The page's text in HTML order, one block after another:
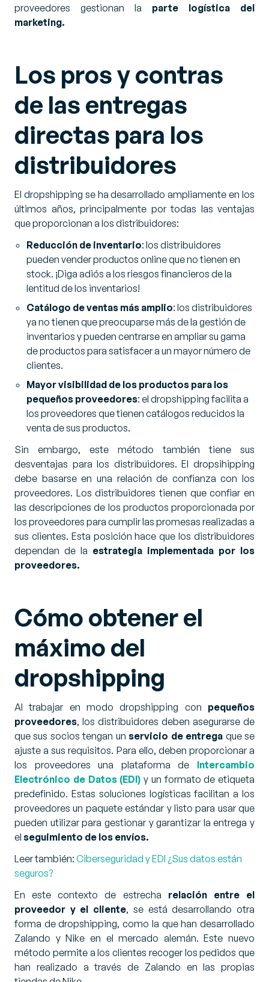
proveedores gestionan la parte logística del
marketing.
Los pros y contras
de las entregas
directas para los
distribuidores
El dropshipping se ha desarrollado ampliamente en los
últimos años, principalmente por todas las ventajas
que proporcionan a los distribuidores:
Reducción de inventario: los distribuidores
pueden vender productos online que no tienen en
stock. ¡Diga adiós a los riesgos financieros de la
lentitud de los inventarios!
Catálogo de ventas más amplio: los distribuidores
ya no tienen que preocuparse más de la gestión de
inventarios y pueden centrarse en ampliar su gama
de productos para satisfacer a un mayor número de
clientes.
Mayor visibilidad de los productos para los
pequeños proveedores: el dropshipping facilita a
los proveedores que tienen catálogos reducidos la
venta de sus productos.
Sin embargo, este método también tiene sus
desventajas para los distribuidores. El dropsihipping
debe basarse en una relación de confianza con los
proveedores. Los distribuidores tienen que confiar en
las descripciones de los productos proporcionada por
los proveedores para cumplir las promesas realizadas a
sus clientes. Esta posición hace que los distribuidores
dependan de la estrategia implementada por los
proveedores.
Cómo obtener el
máximo del
dropshipping
Al trabajar en modo dropshipping con pequeños
proveedores, los distribuidores deben asegurarse de
que sus socios tengan unservicio de entrega que se
ajuste a sus requisitos. Para ello, deben proporcionar a
los proveedores una plataforma de
Intercambio
Electrónico de Datos (EDI) y un formato de etiqueta
predefinido. Estas soluciones logísticas facilitan a los
proveedores un paquete estándar y listo para usar que
pueden utilizar para gestionar y garantizar la entrega y
el seguimiento de los envíos.
Leer también: Ciberseguridad y EDI ¿Sus datos están
seguros?
En este contexto de estrecha relación entre el
proveedor y el cliente, se está desarrollando otra
forma de dropshipping, como la que han desarrollado
Zalando y Nike en el mercado alemán. Este nuevo
método permite a los clientes recoger los pedidos que
han realizado a través de Zalando en las propias